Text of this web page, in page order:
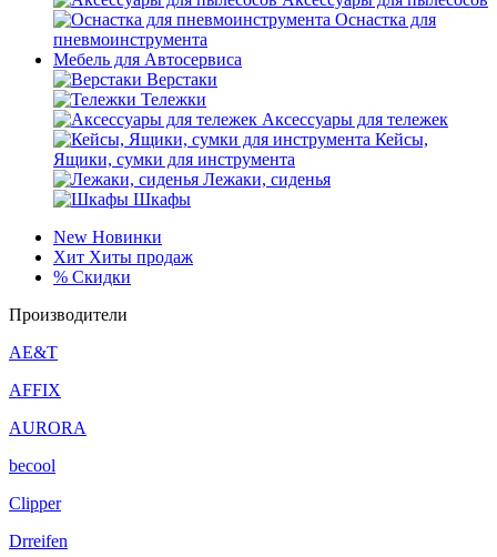
Оснастка для
пневмоинструмента
Мебель для Автосервиса
Верстаки
Тележки
Аксессуары для тележек
Кейсы,
Ящики, сумки для инструмента
Лежаки, сиденья
Шкафы
New Новинки
Хит Хиты продаж
% Скидки
Производители
AE&T
AFFIX
AURORA
becool
Clipper
Drreifen